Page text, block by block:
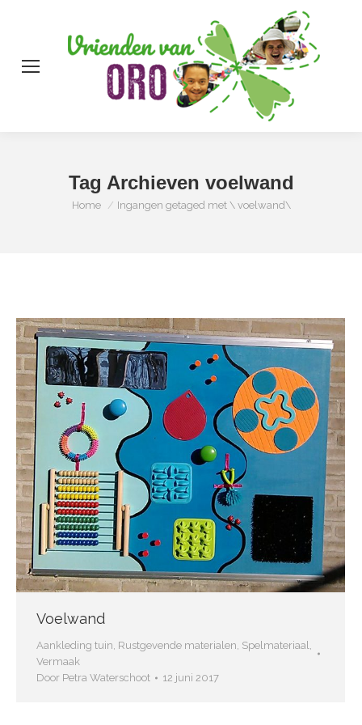
Tag Archieven voelwand
Je bent hier:
Home Ingangen getaged met \ voelwand\
Voelwand
Aankleding tuin Rustgevende materialen Spelmateriaal
Vermaak
Door Petra Waterschoot 12 juni 2017